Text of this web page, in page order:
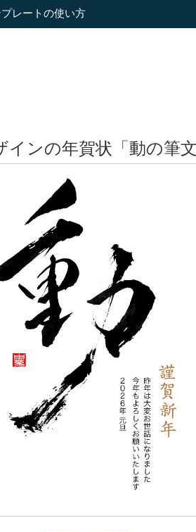
レートの使い方
インの年賀状「動の筆文